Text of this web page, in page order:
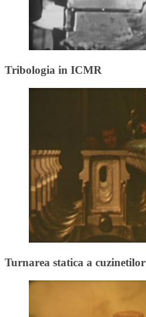
Tribologia in ICMR
Turnarea statica a cuzinetilor